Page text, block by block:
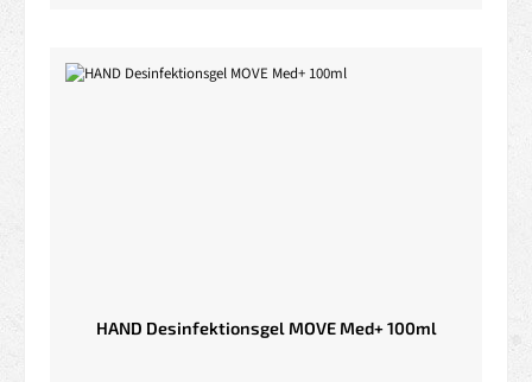
HAND Desinfektionsgel MOVE Med+ 100ml